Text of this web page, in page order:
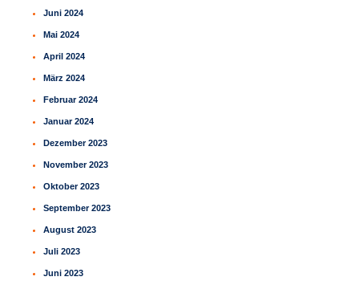
Juni 2024
Mai 2024
April 2024
März 2024
Februar 2024
Januar 2024
Dezember 2023
November 2023
Oktober 2023
September 2023
August 2023
Juli 2023
Juni 2023